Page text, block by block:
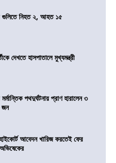
গুলিতে নিহত ২, আহত ১৫
দেখতে হাসপাতালে মুখ্যমন্ত্রী
পথদুর্ঘটনায় প্রাণ হারালেন ৩
আবেদন খারিজ করতেই ফের